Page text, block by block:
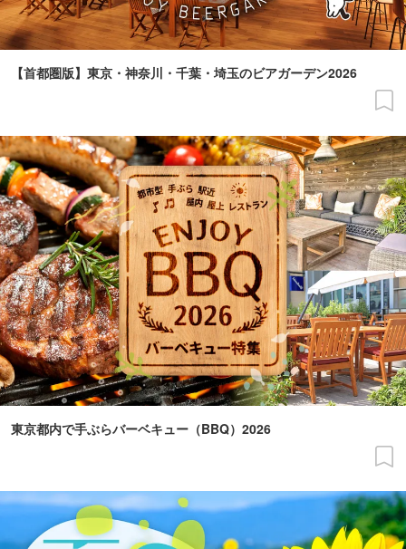
【首都圏版】東京・神奈川・千葉・埼玉のビアガーデン2026
東京都内で手ぶらバーベキュー（BBQ）2026